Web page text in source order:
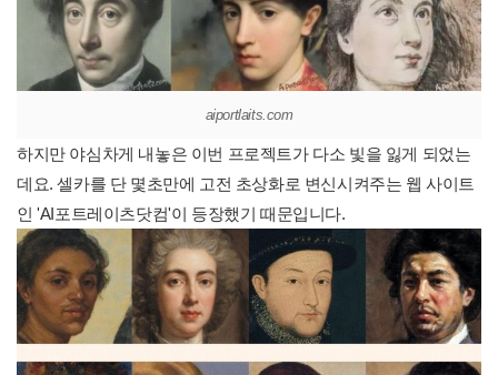
aiportlaits.com
하지만 야심차게 내놓은 이번 프로젝트가 다소 빛을 잃게 되었는
데요. 셀카를 단 몇초만에 고전 초상화로 변신시켜주는 웹 사이트
인 'AI포트레이츠닷컴'이 등장했기 때문입니다.